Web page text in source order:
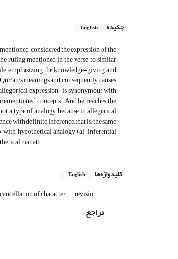
چکیده
English
considered the expression of the
ruling mentioned in the verse to similar
emphasizing the knowledge-giving and
meanings and, consequently, causes
expression" is synonymous with
concepts. And he reaches the
a type of analogy, because in allegorical
with definite inference, that is, the same
hypothetical analogy (al-inferential
manat).
کلیدواژه‌ها English
cancellation of character revisio
مراجع